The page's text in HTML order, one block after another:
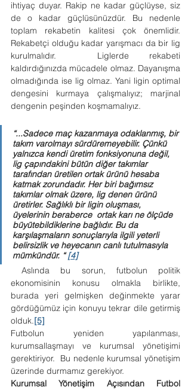
ihtiyaç duyar. Rakip ne kadar güçlüyse, siz
de o kadar güçlüsünüzdür. Bu nedenle
toplam rekabetin kalitesi çok önemlidir.
Rekabetçi olduğu kadar yarışmacı da bir lig
kurulmalıdır.  Liglerde rekabeti
kaldırdığınızda mücadele olmaz. Dayanışma
olmadığında ise lig olmaz. Yani ligin optimal
dengesini kurmaya çalışmalıyız; marjinal
dengenin peşinden koşmamalıyız.
“...Sadece maç kazanmaya odaklanmış, bir
takım varolmayı sürdüremeyebilir. Çünkü
yalnızca kendi üretim fonksiyonuna değil,
lig çapındakini bütün diğer takımlar
tarafından üretilen ortak ürünü hesaba
katmak zorundadır. Her biri bağımsız
takımlar olmak üzere, lig denen ürünü
üretirler. Sağlıklı bir ligin oluşması,
üyelerinin beraberce  ortak karı ne ölçüde
büyütebildiklerine bağlıdır. Bu da
karşılaşmaların sonuçlarıyla ilgili yeterli
belirsizlik ve heyecanın canlı tutulmasıyla
mümkündür. “ [4]
Aslında bu sorun, futbolun politik
ekonomisinin konusu olmakla birlikte,
burada yeri gelmişken değinmekte yarar
gördüğümüz için konuyu tekrar dile getirmiş
olduk.[5]
Futbolun yeniden yapılanması,
kurumsallaşmayı ve kurumsal yönetişimi
gerektiriyor.  Bu nedenle kurumsal yönetişim
üzerinde durmamız gerekiyor.
Kurumsal Yönetişim Açısından Futbol